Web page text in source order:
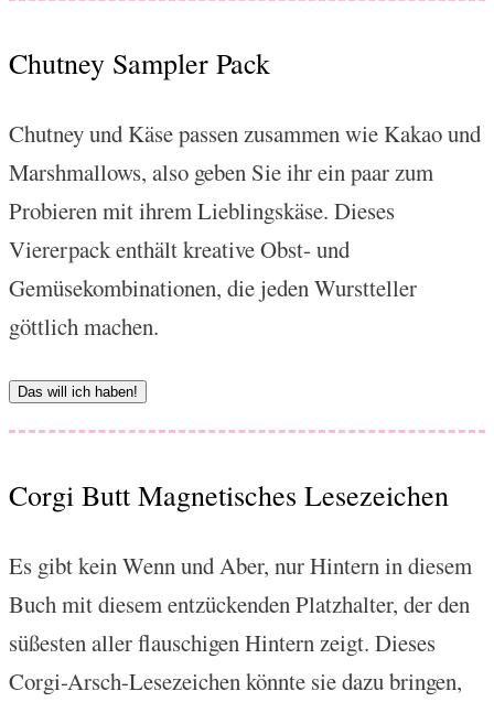
Chutney Sampler Pack
Chutney und Käse passen zusammen wie Kakao und
Marshmallows, also geben Sie ihr ein paar zum
Probieren mit ihrem Lieblingskäse. Dieses
Viererpack enthält kreative Obst- und
Gemüsekombinationen, die jeden Wurstteller
göttlich machen.
Das will ich haben!
Corgi Butt Magnetisches Lesezeichen
Es gibt kein Wenn und Aber, nur Hintern in diesem
Buch mit diesem entzückenden Platzhalter, der den
süßesten aller flauschigen Hintern zeigt. Dieses
Corgi-Arsch-Lesezeichen könnte sie dazu bringen,